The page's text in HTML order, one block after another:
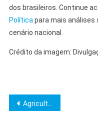
dos brasileiros. Continue
Políticapara mais análises
cenário nacional.
Crédito da imagem:
Navegação
Agricultura Orgânica: Nordeste se Destaca e Impulsiona Crescimento